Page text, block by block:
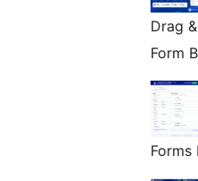
Drag
Form
Forms